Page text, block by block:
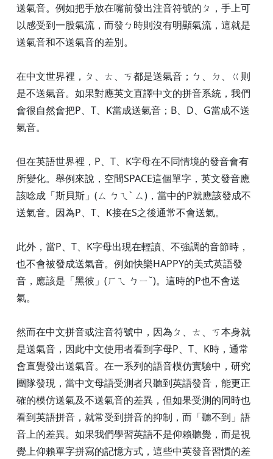
送氣音。例如把手放在嘴前發出注音符號的ㄆ，手上可
以感受到一股氣流，而發ㄅ時則沒有明顯氣流，這就是
送氣音和不送氣音的差別。
在中文世界裡，ㄆ、ㄊ、ㄎ都是送氣音；ㄅ、ㄉ、ㄍ則
是不送氣音。如果對應英文直譯中文的拼音系統，我們
會很自然會把P、T、K當成送氣音；B、D、G當成不送
氣音。
但在英語世界裡，P、T、K字母在不同情境的發音會有
所變化。舉例來說，空間SPACE這個單字，英文發音應
該唸成「斯貝斯」(ㄙ ㄅㄟˋ ㄙ)，當中的P就應該發成不
送氣音。因為P、T、K接在S之後通常不會送氣。
此外，當P、T、K字母出現在輕讀、不強調的音節時，
也不會被發成送氣音。例如快樂HAPPY的美式英語發
音，應該是「黑彼」(ㄏㄟ ㄅㄧˇ)。這時的P也不會送
氣。
然而在中文拼音或注音符號中，因為ㄆ、ㄊ、ㄎ本身就
是送氣音，因此中文使用者看到字母P、T、K時，通常
會直覺發出送氣音。在一系列的語音模仿實驗中，研究
團隊發現，當中文母語受測者只聽到英語發音，能更正
確的模仿送氣及不送氣音的差異，但如果受測的同時也
看到英語拼音，就常受到拼音的抑制，而「聽不到」語
音上的差異。如果我們學習英語不是仰賴聽覺，而是視
覺上仰賴單字拼寫的記憶方式，這些中英發音習慣的差